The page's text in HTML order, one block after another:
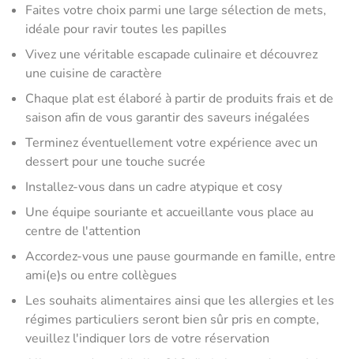
Faites votre choix parmi une large sélection de mets,
idéale pour ravir toutes les papilles
Vivez une véritable escapade culinaire et découvrez
une cuisine de caractère
Chaque plat est élaboré à partir de produits frais et de
saison afin de vous garantir des saveurs inégalées
Terminez éventuellement votre expérience avec un
dessert pour une touche sucrée
Installez-vous dans un cadre atypique et cosy
Une équipe souriante et accueillante vous place au
centre de l'attention
Accordez-vous une pause gourmande en famille, entre
ami(e)s ou entre collègues
Les souhaits alimentaires ainsi que les allergies et les
régimes particuliers seront bien sûr pris en compte,
veuillez l'indiquer lors de votre réservation